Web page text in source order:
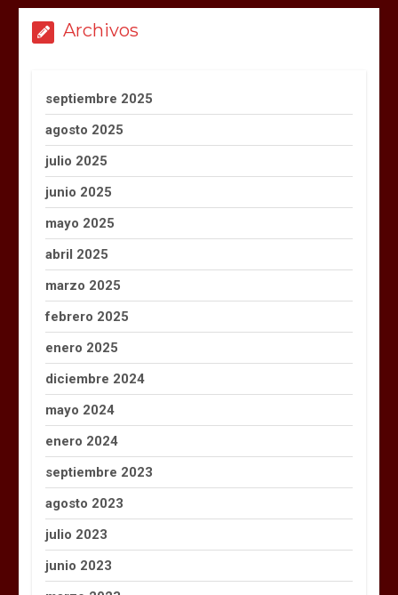
Archivos
septiembre 2025
agosto 2025
julio 2025
junio 2025
mayo 2025
abril 2025
marzo 2025
febrero 2025
enero 2025
diciembre 2024
mayo 2024
enero 2024
septiembre 2023
agosto 2023
julio 2023
junio 2023